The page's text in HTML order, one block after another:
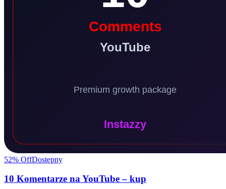
52% OffDostępny
10 Komentarze na YouTube – kup